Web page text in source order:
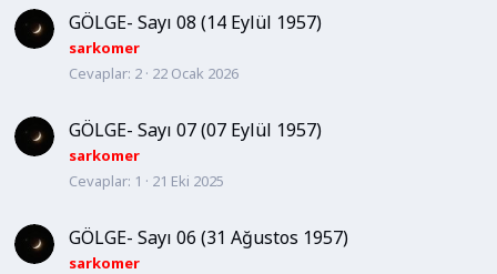
GÖLGE- Sayı 08 (14 Eylül 1957)
sarkomer
Cevaplar 2 22 Ocak 2026
GÖLGE- Sayı 07 (07 Eylül 1957)
sarkomer
Cevaplar 1 21 Eki 2025
GÖLGE- Sayı 06 (31 Ağustos 1957)
sarkomer